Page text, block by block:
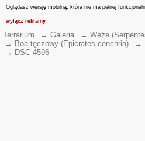
Oglądasz wersję mobilną, która nie ma pełnej
wyłącz reklamy
Terrarium → Galeria → Węże
→ Boa tęczowy (Epicrates cenchria) →
→ DSC 4596